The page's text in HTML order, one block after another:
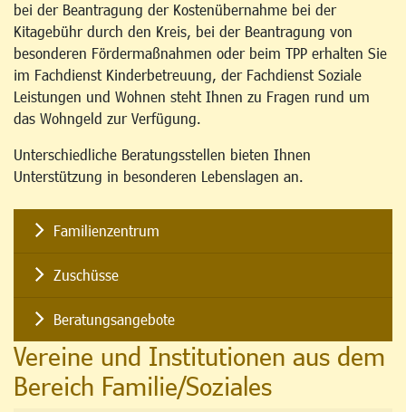
bei der Beantragung der Kostenübernahme bei der
Kitagebühr durch den Kreis, bei der Beantragung von
besonderen Fördermaßnahmen oder beim TPP erhalten Sie
im Fachdienst Kinderbetreuung, der Fachdienst Soziale
Leistungen und Wohnen steht Ihnen zu Fragen rund um
das Wohngeld zur Verfügung.
Unterschiedliche Beratungsstellen bieten Ihnen
Unterstützung in besonderen Lebenslagen an.
Familienzentrum
Zuschüsse
Beratungsangebote
Vereine und Institutionen aus dem
Bereich Familie/Soziales